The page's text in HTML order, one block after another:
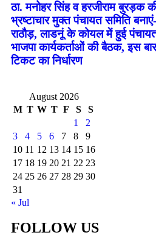
ठा. मनोहर सिंह व हरजीराम बुरड़क
भ्रष्टाचार मुक्त पंचायत समिति
राठौड़, लाडनूं के कोयल में हुई
भाजपा कार्यकर्ताओं की बैठक, इस
टिकट का निर्धारण
August 2026
M T W T F S
S
1
2
3
4 5 6 7 8
9
10 11 12 13 14 15 16
17 18 19 20 21 22 23
24 25 26 27 28 29 30
31
« Jul
FOLLOW US